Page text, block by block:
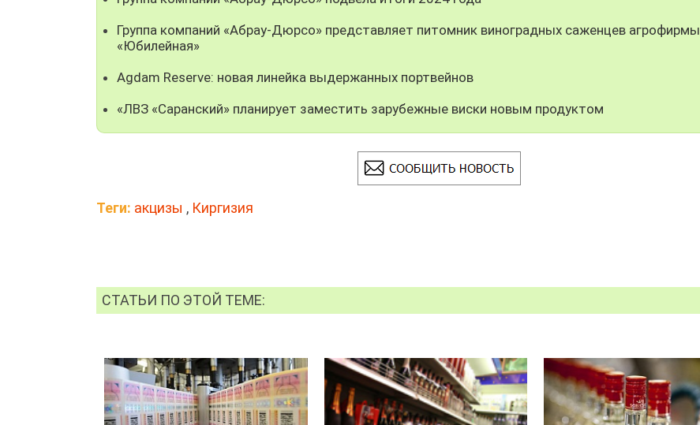
Группа компаний «Абрау-Дюрсо» представляет питомник виноградных саженцев агрофирмы
«Юбилейная»
Agdam Reserve: новая линейка выдержанных портвейнов
«ЛВЗ «Саранский» планирует заместить зарубежные виски новым продуктом
Теги: акцизы , Киргизия
СТАТЬИ ПО ЭТОЙ ТЕМЕ: